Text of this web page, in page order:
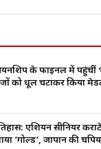
के फाइनल में पहुंचीं
को धूल चटाकर किया
एशियन सीनियर
‘गोल्ड’, जापान की